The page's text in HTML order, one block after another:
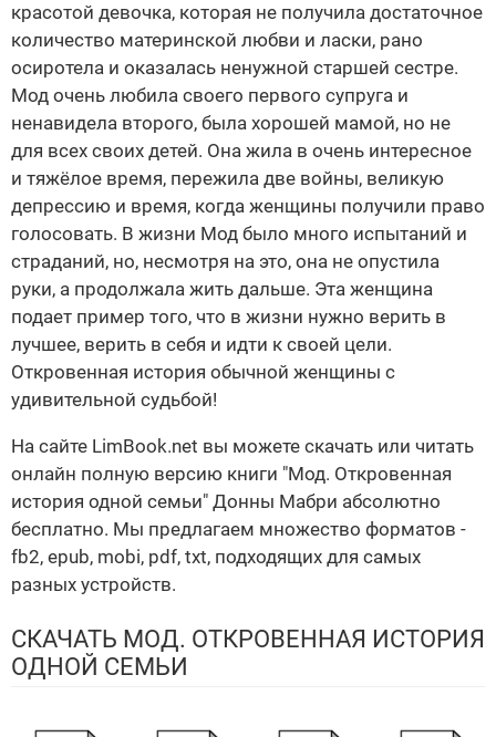
красотой девочка, которая не получила достаточное
количество материнской любви и ласки, рано
осиротела и оказалась ненужной старшей сестре.
Мод очень любила своего первого супруга и
ненавидела второго, была хорошей мамой, но не
для всех своих детей. Она жила в очень интересное
и тяжёлое время, пережила две войны, великую
депрессию и время, когда женщины получили право
голосовать. В жизни Мод было много испытаний и
страданий, но, несмотря на это, она не опустила
руки, а продолжала жить дальше. Эта женщина
подает пример того, что в жизни нужно верить в
лучшее, верить в себя и идти к своей цели.
Откровенная история обычной женщины с
удивительной судьбой!
На сайте LimBook.net вы можете скачать или читать
онлайн полную версию книги "Мод. Откровенная
история одной семьи" Донны Мабри абсолютно
бесплатно. Мы предлагаем множество форматов -
fb2, epub, mobi, pdf, txt, подходящих для самых
разных устройств.
СКАЧАТЬ МОД. ОТКРОВЕННАЯ ИСТОРИЯ
ОДНОЙ СЕМЬИ